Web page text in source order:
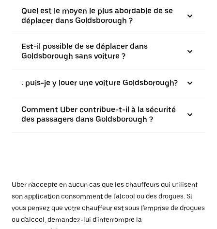
Quel est le moyen le plus abordable de se
déplacer dans Goldsborough ?
Est-il possible de se déplacer dans
Goldsborough sans voiture ?
: puis-je y louer une voiture Goldsborough?
Comment Uber contribue-t-il à la sécurité
des passagers dans Goldsborough ?
Uber n'accepte en aucun cas que les chauffeurs qui utilisent
son application consomment de l'alcool ou des drogues. Si
vous pensez que votre chauffeur est sous l'emprise de drogues
ou d'alcool, demandez-lui d'interrompre la